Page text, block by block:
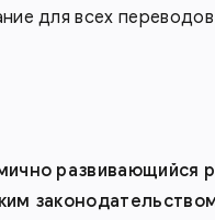
для всех
развивающийся